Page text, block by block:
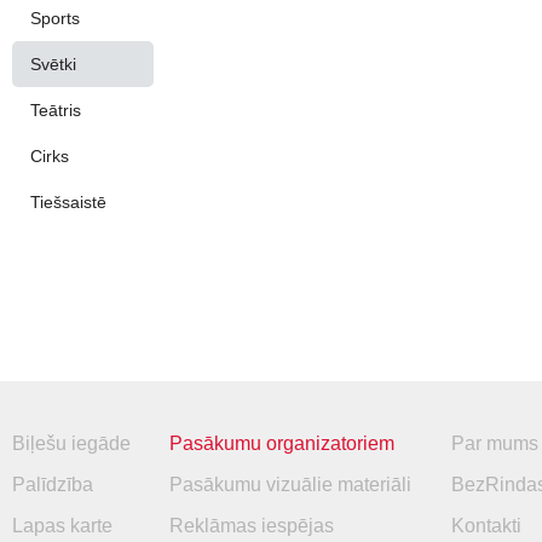
Sports
Svētki
Teātris
Cirks
Tiešsaistē
Biļešu iegāde
Palīdzība
Lapas karte
Pasākumu organizatoriem
Pasākumu vizuālie materiāli
Reklāmas iespējas
Par mums
Kontakti